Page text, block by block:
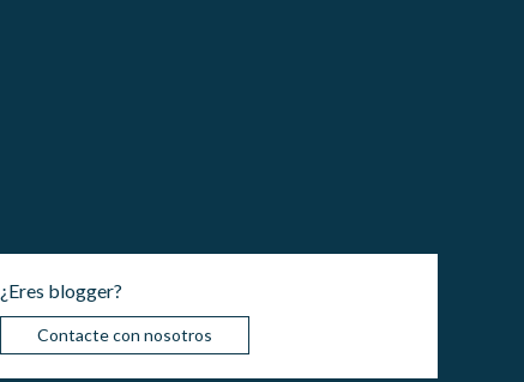
¿Eres blogger?
Contacte con nosotros